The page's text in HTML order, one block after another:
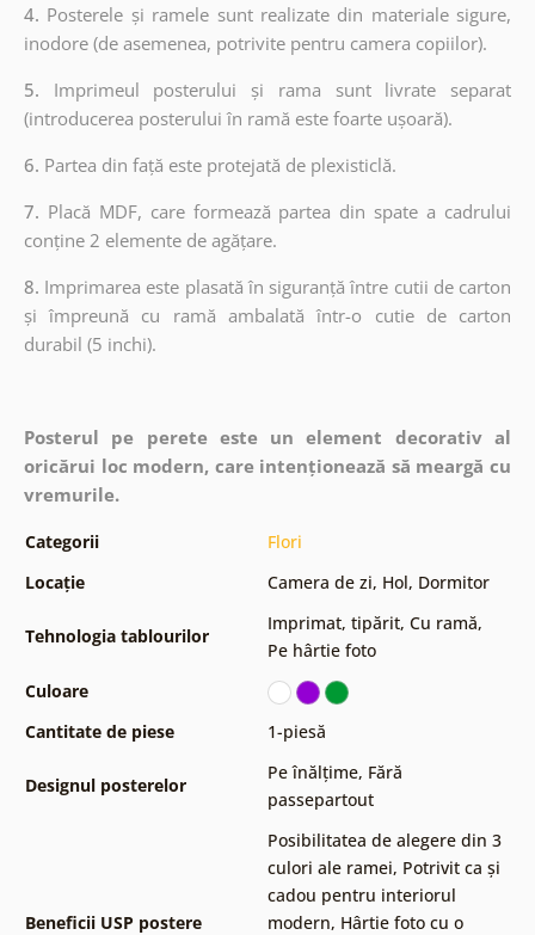
4. Posterele și ramele sunt realizate din materiale sigure,
inodore (de asemenea, potrivite pentru camera copiilor).
5. Imprimeul posterului și rama sunt livrate separat
(introducerea posterului în ramă este foarte ușoară).
6. Partea din față este protejată de plexisticlă.
7. Placă MDF, care formează partea din spate a cadrului
conține 2 elemente de agățare.
8. Imprimarea este plasată în siguranță între cutii de carton
și împreună cu ramă ambalată într-o cutie de carton
durabil (5 inchi).
Posterul pe perete este un element decorativ al
oricărui loc modern, care intenționează să meargă cu
vremurile.
Categorii
Flori
Locație
Camera de zi, Hol, Dormitor
Tehnologia tablourilor
Imprimat, tipărit, Cu ramă,
Pe hârtie foto
Culoare
Cantitate de piese
1-piesă
Designul posterelor
Pe înălțime, Fără
passepartout
Beneficii USP postere
Posibilitatea de alegere din 3
culori ale ramei, Potrivit ca și
cadou pentru interiorul
modern, Hârtie foto cu o